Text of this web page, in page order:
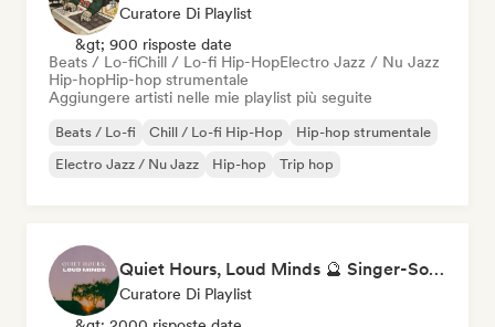
Curatore Di Playlist
&gt; 900 risposte date
Beats / Lo-fiChill / Lo-fi Hip-HopElectro Jazz / Nu Jazz
Hip-hopHip-hop strumentale
Aggiungere artisti nelle mie playlist più seguite
Beats / Lo-fi Chill / Lo-fi Hip-Hop
Hip-hop strumentale
Electro Jazz / Nu Jazz
Hip-hop Trip hop
Quiet Hours, Loud Minds 🔮 Singer-Songwriter, Bedroom Pop & Dream Pop
Curatore Di Playlist